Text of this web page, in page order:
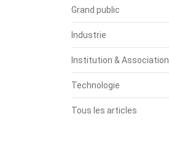
Grand public
Industrie
Institution & Association
Technologie
Tous les articles